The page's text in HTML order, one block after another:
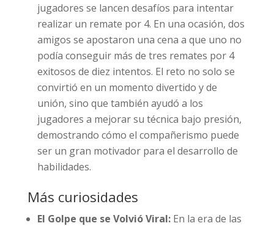
jugadores se lancen desafíos para intentar
realizar un remate por 4. En una ocasión, dos
amigos se apostaron una cena a que uno no
podía conseguir más de tres remates por 4
exitosos de diez intentos. El reto no solo se
convirtió en un momento divertido y de
unión, sino que también ayudó a los
jugadores a mejorar su técnica bajo presión,
demostrando cómo el compañerismo puede
ser un gran motivador para el desarrollo de
habilidades.
Más curiosidades
El Golpe que se Volvió Viral:En la era de las